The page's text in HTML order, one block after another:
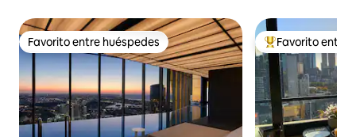
Favorito entre huéspedes
Favorito entre huéspedes Favorito entre
Favorito entre